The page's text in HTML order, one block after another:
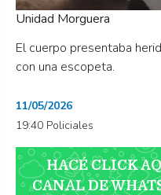
El cuerpo presentaba
con una escopeta.
Unidad Morguera
11/05/2026
19:40 Policiales
HACÉ CLICK
CANAL DE